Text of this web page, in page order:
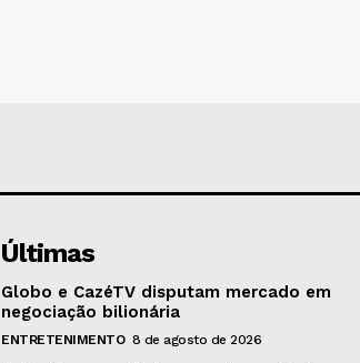
Últimas
Globo e CazéTV disputam mercado em
negociação bilionária
ENTRETENIMENTO 8 de agosto de 2026